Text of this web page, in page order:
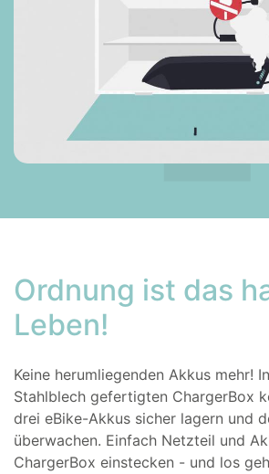
Ordnung ist das
Leben!
Keine herumliegenden Akkus mehr!
Stahlblech gefertigten ChargerBox
drei eBike-Akkus sicher lagern und
überwachen. Einfach Netzteil und
ChargerBox einstecken - und los